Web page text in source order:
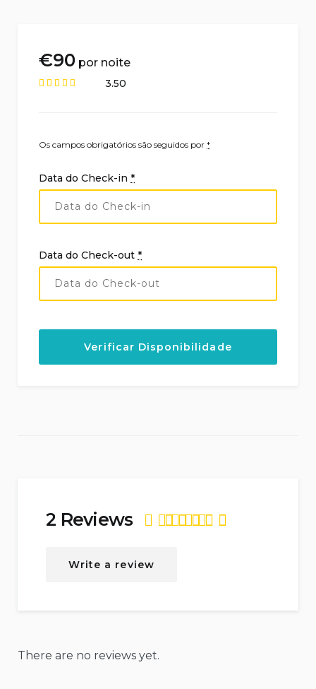
€90 por noite
3.50
Os campos obrigatórios são seguidos por *
Data do Check-in *
Data do Check-out *
2 Reviews
Write a review
There are no reviews yet.